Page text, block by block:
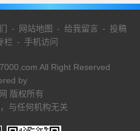
- 网站地图 - 给我留言 - 投稿
栏 - 手机访问
All Right Reserved
by
版权所有
与任何机构无关